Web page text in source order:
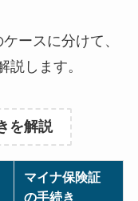
ースに分けて、
説します。
を解説
マイナ保険証
の手続き